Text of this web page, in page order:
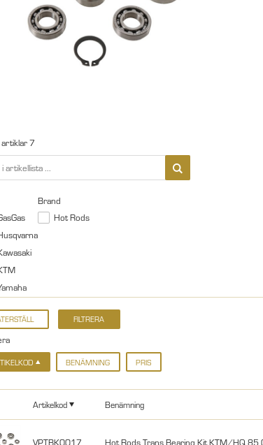
7
Brand
Hot Rods
BENÄMNING PRIS
Artikelkod Benämning
VPTBK0017 Hot Rods Trans Bearing Kit KTM/HQ